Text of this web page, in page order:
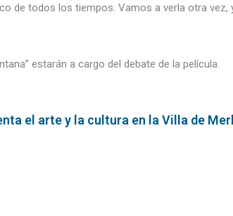
de todos los tiempos. Vamos a verla otra
estarán a cargo del debate de la película.
el arte y la cultura en la Villa de